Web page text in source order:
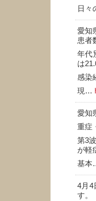
日々
愛知
患者
年代
は
感染
現…
愛知
重症
第3
が軽
基本
4月4
す。